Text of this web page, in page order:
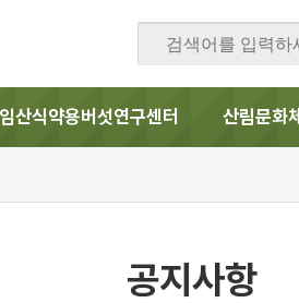
임산식약용버섯연구센터 산림문화
공지사항